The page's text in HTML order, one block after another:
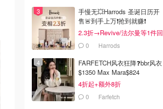
手慢无💥Harrods 圣诞日历开
售🚨到手上万❗️抢到就赚❗️
2.3折→Revive/法尔曼等1件回
本！0 Harrods
FARFETCH风衣狂降❓bbr风衣
$1350 Max Mara$824
4折起+额外8折
0 Farfetch